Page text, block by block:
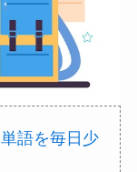
語を毎日少